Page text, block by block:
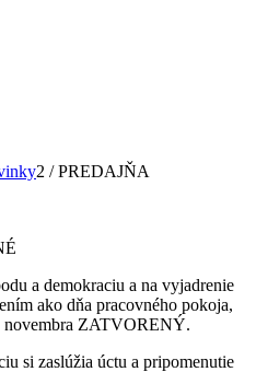
2 / PREDAJŇA
a demokraciu a na vyjadrenie
ako dňa pracovného pokoja,
novembra ZATVORENÝ.
si zaslúžia úctu a pripomenutie